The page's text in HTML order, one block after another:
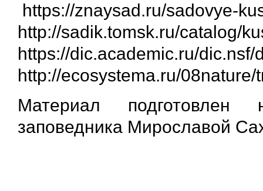
https://znaysad.ru/sadovye-
http://sadik.tomsk.ru/catalog/
https://dic.academic.ru/
http://ecosystema.ru/08nature/
Материал подготовлен
заповедника Мирославой